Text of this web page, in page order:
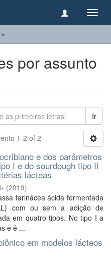
por assunto
Ir
1-2 of 2
e dos parâmetros
I e do sourdough tipo II
lácteas
(2019)
farinácea ácida fermentada
com ou sem a adição de
em quatro tipos. No tipo I a
e é ...
em modelos lácteos